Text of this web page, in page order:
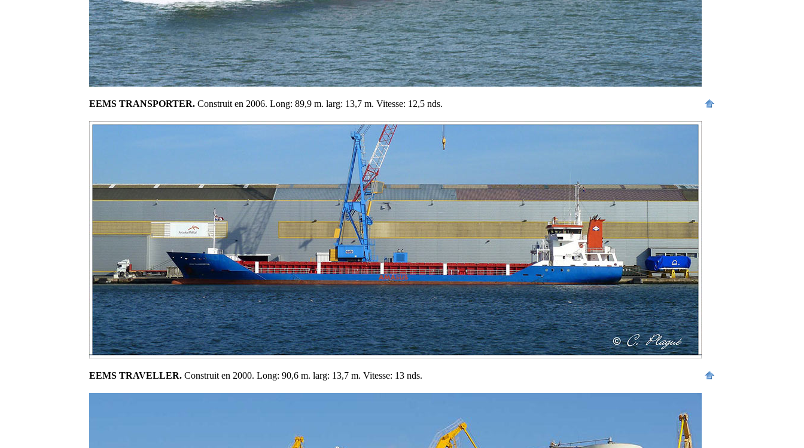
EEMS TRANSPORTER. Construit en 2006. Long: 89,9 m. larg: 13,7 m. Vitesse: 12,5 nds.
EEMS TRAVELLER. Construit en 2000. Long: 90,6 m. larg: 13,7 m. Vitesse: 13 nds.